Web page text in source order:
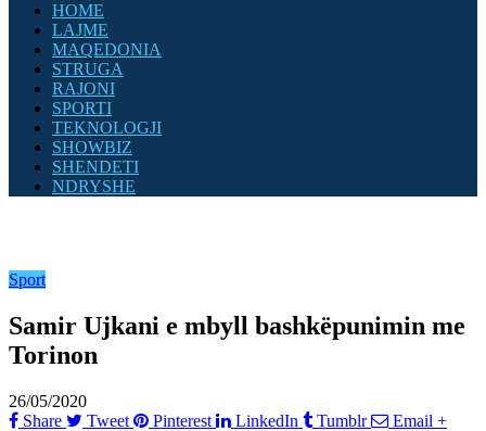
HOME
LAJME
MAQEDONIA
STRUGA
RAJONI
SPORTI
TEKNOLOGJI
SHOWBIZ
SHENDETI
NDRYSHE
Sport
Samir Ujkani e mbyll bashkëpunimin me
Torinon
26/05/2020
Share
Tweet Pinterest LinkedIn Tumblr Email +